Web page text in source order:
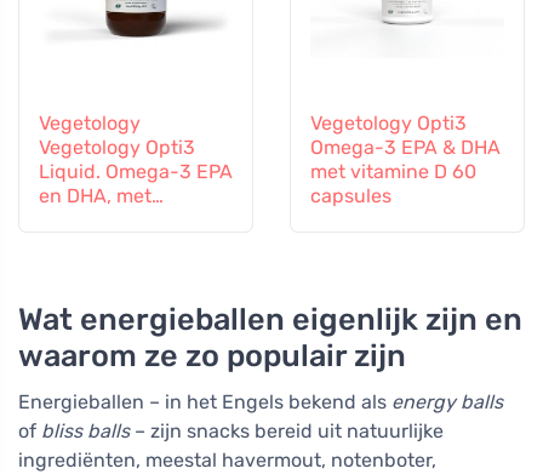
Vegetology
Vegetology Opti3
Liquid. Omega-3 EPA
en DHA, met
Vegetology Opti3
Omega-3 EPA & DHA
met vitamine D 60
capsules
Wat energieballen eigenlijk zijn en
waarom ze zo populair zijn
Energieballen – in het Engels bekend als energy balls
of bliss balls– zijn snacks bereid uit natuurlijke
ingrediënten, meestal havermout, notenboter,